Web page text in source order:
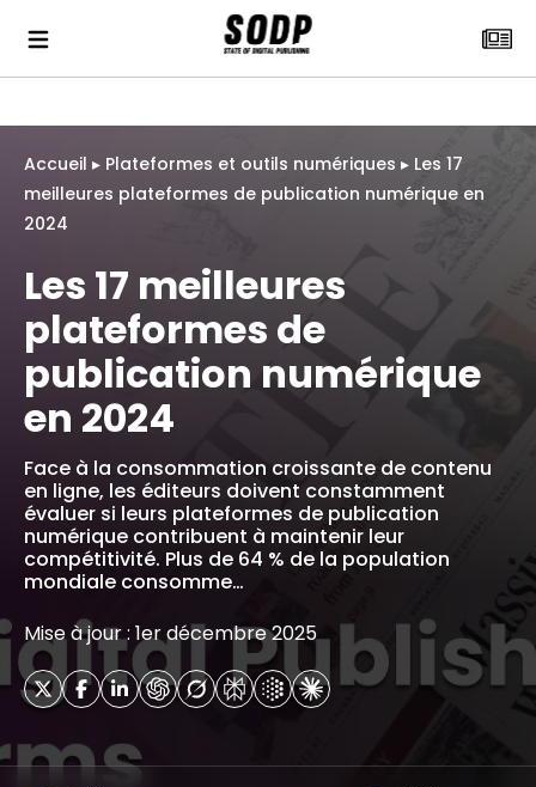
Accueil ▸ Plateformes et outils numériques ▸ Les 17
meilleures plateformes de publication numérique en
2024
Les 17 meilleures
plateformes de
publication numérique
en 2024
Face à la consommation croissante de contenu
en ligne, les éditeurs doivent constamment
évaluer si leurs plateformes de publication
numérique contribuent à maintenir leur
compétitivité. Plus de 64 % de la population
mondiale consomme…
Mise à jour : 1er décembre 2025